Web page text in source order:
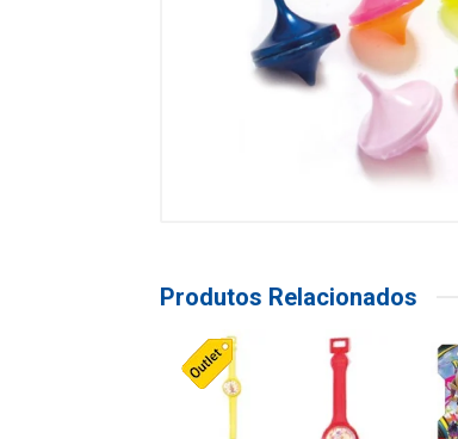
Produtos Relacionados